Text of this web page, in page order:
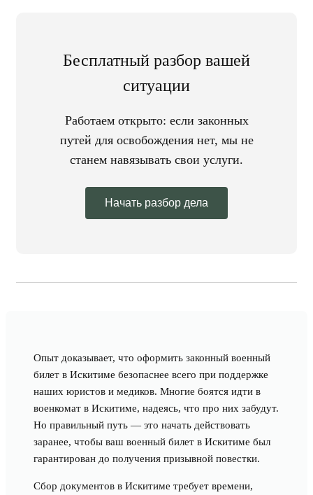
Бесплатный разбор вашей
ситуации
Работаем открыто: если законных
путей для освобождения нет, мы не
станем навязывать свои услуги.
Начать разбор дела
Опыт доказывает, что оформить законный военный
билет в Искитиме безопаснее всего при поддержке
наших юристов и медиков. Многие боятся идти в
военкомат в Искитиме, надеясь, что про них забудут.
Но правильный путь — это начать действовать
заранее, чтобы ваш военный билет в Искитиме был
гарантирован до получения призывной повестки.
Сбор документов в Искитиме требует времени,